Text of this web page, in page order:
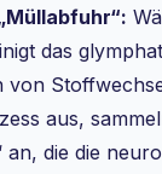
das
von
aus,
an, die die